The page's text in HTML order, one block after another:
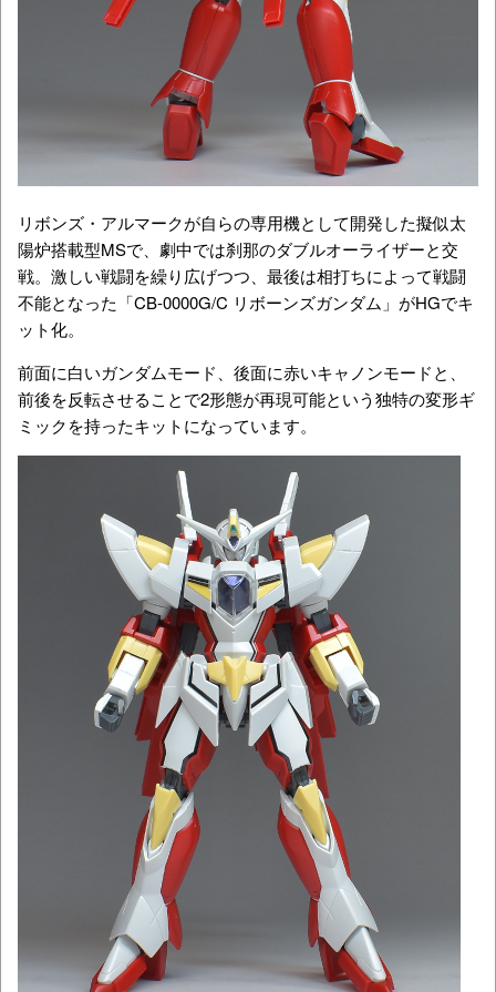
リボンズ・アルマークが自らの専用機として開発した擬似太
陽炉搭載型MSで、劇中では刹那のダブルオーライザーと交
戦。激しい戦闘を繰り広げつつ、最後は相打ちによって戦闘
不能となった「CB-0000G/C リボーンズガンダム」がHGでキ
ット化。
前面に白いガンダムモード、後面に赤いキャノンモードと、
前後を反転させることで2形態が再現可能という独特の変形ギ
ミックを持ったキットになっています。